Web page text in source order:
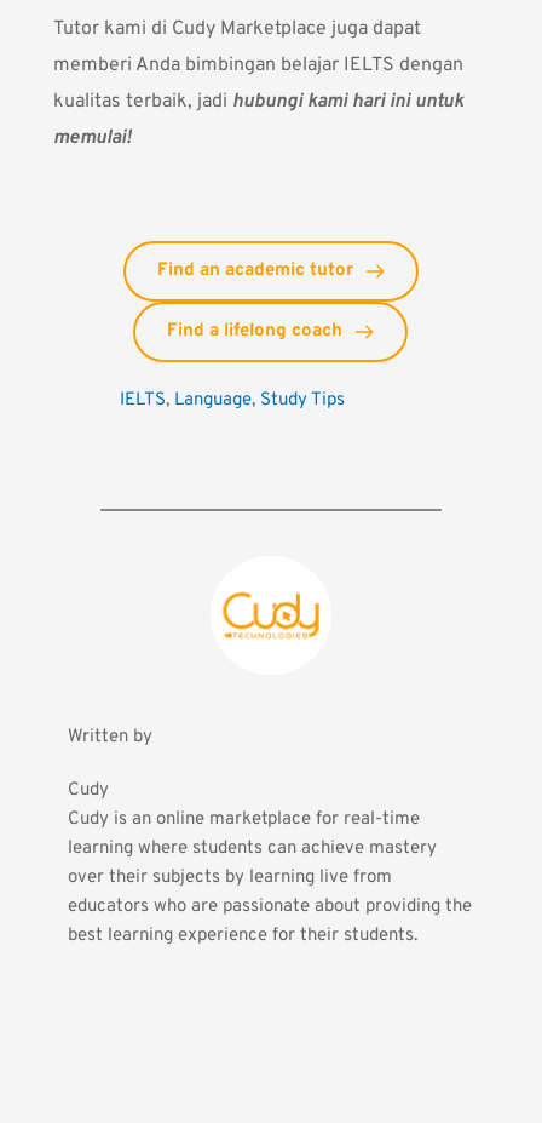
Tutor kami di Cudy Marketplace juga dapat
memberi Anda bimbingan belajar IELTS dengan
kualitas terbaik, jadi hubungi kami hari ini untuk
memulai!
Find an academic tutor
Find a lifelong coach
IELTS, Language, Study Tips
Written by
Cudy
Cudy is an online marketplace for real-time
learning where students can achieve mastery
over their subjects by learning live from
educators who are passionate about providing the
best learning experience for their students.